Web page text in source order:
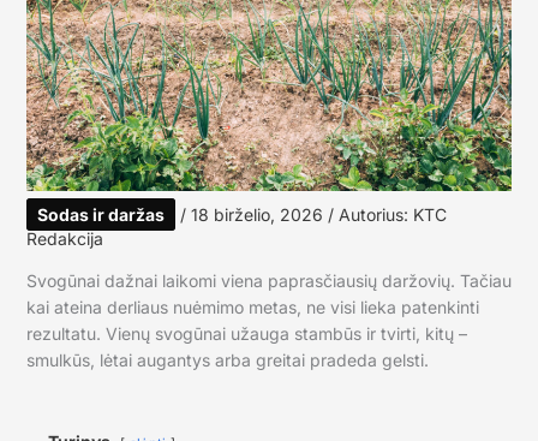
Sodas ir daržas / 18 birželio, 2026 / Autorius: KTC
Redakcija
Svogūnai dažnai laikomi viena paprasčiausių daržovių. Tačiau
kai ateina derliaus nuėmimo metas, ne visi lieka patenkinti
rezultatu. Vienų svogūnai užauga stambūs ir tvirti, kitų –
smulkūs, lėtai augantys arba greitai pradeda gelsti.